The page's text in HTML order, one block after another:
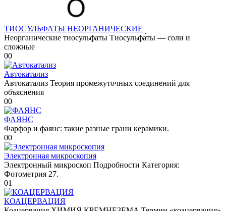
ТИОСУЛЬФАТЫ НЕОРГАНИЧЕСКИЕ
Неорганические тиосульфаты Тиосульфа́ты — соли и
сложные
00
Автокатализ
Автокатализ Теория промежуточных соединений для
объяснения
00
ФАЯНС
Фарфор и фаянс: такие разные грани керамики.
00
Электронная микроскопия
Электронный микроскоп Подробности Категория:
Фотометрия 27.
01
КОАЦЕРВАЦИЯ